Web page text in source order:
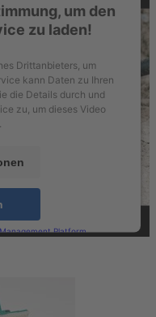
um den
zu laden!
Drittanbieters, um
kann Daten zu Ihren
die Details durch und
zu, um dieses Video
Platform